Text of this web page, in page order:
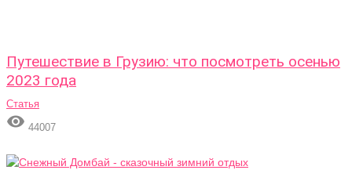
Путешествие в Грузию: что посмотреть осенью
2023 года
Статья
 44007